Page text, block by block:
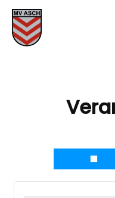
Zum
Inhalt
springen